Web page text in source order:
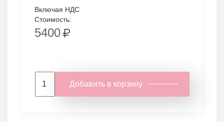
Включая НДС
Стоимость:
5400
Добавить в корзину